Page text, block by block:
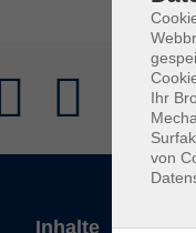
Inhalte
Ihr
von